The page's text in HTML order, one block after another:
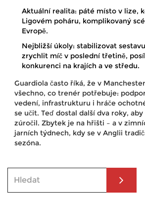
Aktuální realita: páté místo v lize,
Ligovém poháru, komplikovaný
Evropě.
Nejbližší úkoly: stabilizovat
zrychlit míč v poslední třetině,
konkurenci na krajích a ve středu.
Guardiola často říká, že v
všechno, co trenér potřebuje:
vedení, infrastrukturu i hráče
se učit. Teď dostal další dva roky,
zúročil. Zbytek je na hřišti – a v
jarních týdnech, kdy se v Anglii
sezóna.